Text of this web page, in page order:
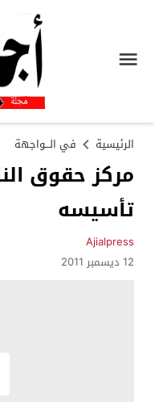
الرئيسية في الـــواجهة
مركز حقوق
تأسيسه
Ajialpress
12 ديسمبر 2011